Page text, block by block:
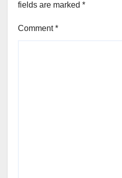
fields are marked *
Comment*